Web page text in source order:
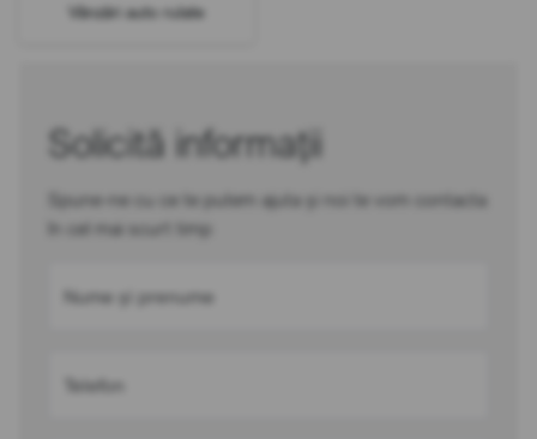
Vânzări auto rulate
Solicită informații
Spune-ne cu ce te putem ajuta și noi te vom contacta
în cel mai scurt timp
Nume și prenume
Telefon